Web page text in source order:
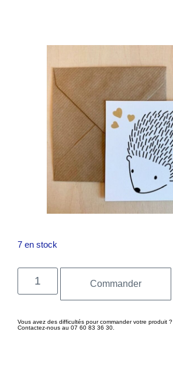
7 en stock
Commander
Vous avez des difficultés pour commander votre produit ?
Contactez-nous au 07 60 83 36 30.